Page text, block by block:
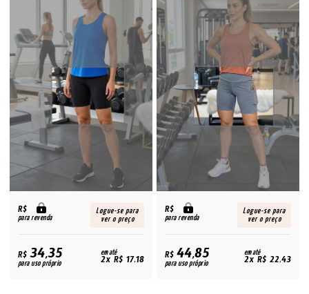
R$
para revenda
Logue-se para
ver o preço
R$34,35
para uso próprio
em até
2x R$ 17,18
R$
para revenda
Logue-se para
ver o preço
R$44,85
para uso próprio
em até
2x R$ 22,43